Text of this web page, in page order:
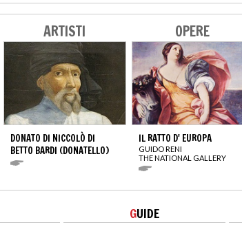
ARTISTI
DONATO DI NICCOLÒ DI
BETTO BARDI (DONATELLO)
OPERE
IL RATTO D' EUROPA
GUIDO RENI
THE NATIONAL GALLERY
GUIDE